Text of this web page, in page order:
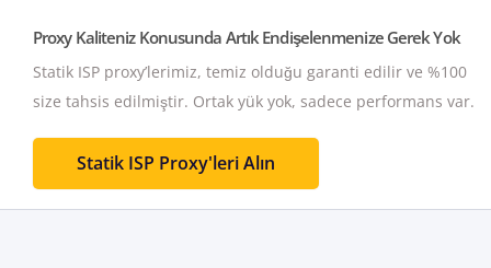
Proxy Kaliteniz Konusunda Artık Endişelenmenize Gerek Yok
Statik ISP proxy’lerimiz, temiz olduğu garanti edilir ve %100
size tahsis edilmiştir. Ortak yük yok, sadece performans var.
Statik ISP Proxy'leri Alın